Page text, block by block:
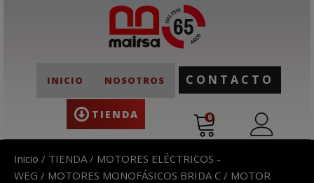
INICIO NOSOTROS
TIENDA
CONTACTO
0
Inicio / TIENDA / MOTORES ELÉCTRICOS -
WEG / MOTORES MONOFÁSICOS BRIDA C / MOTOR